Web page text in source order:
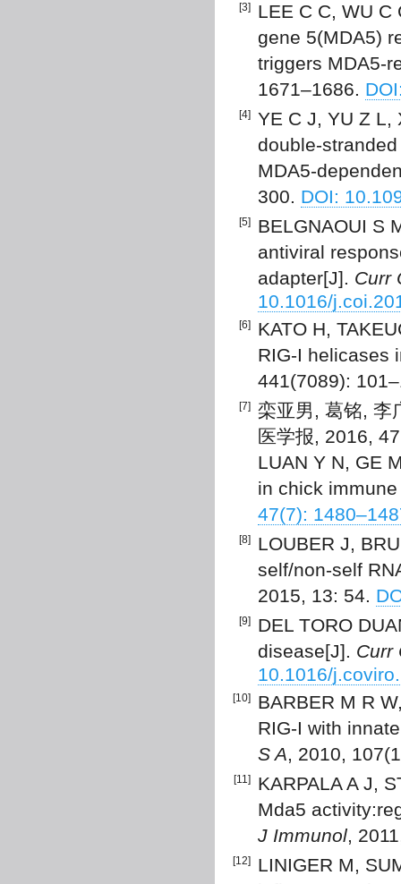
[3]
LEE C C, WU
gene 5(MDA5)
triggers MDA5-
1671–1686.
[4]
YE C J, YU Z L,
double-
MDA5-
300. DOI:
[5]
BELGNAOUI S
antiviral
adapter[J]. Curr
10.1016/
[6]
KATO H,
RIG-I helicases
441(7089):
[7]
栾亚男, 葛铭, 李
医学报, 2016,
LUAN Y N, GE
in chick
47(7):
[8]
LOUBER J,
self/non-self
2015, 13: 54.
[9]
DEL TORO
disease[J]. Curr
10.1016/
[10]
BARBER M R
RIG-I with
S A, 2010,
[11]
KARPALA A J,
Mda5
J Immunol,
[12]
LINIGER M,